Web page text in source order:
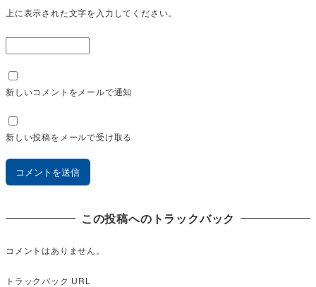
上に表示された文字を入力してください。
新しいコメントをメールで通知
新しい投稿をメールで受け取る
この投稿へのトラックバック
コメントはありません。
トラックバック URL